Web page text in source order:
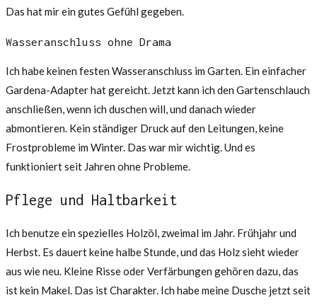
Das hat mir ein gutes Gefühl gegeben.
Wasseranschluss ohne Drama
Ich habe keinen festen Wasseranschluss im Garten. Ein einfacher
Gardena-Adapter hat gereicht. Jetzt kann ich den Gartenschlauch
anschließen, wenn ich duschen will, und danach wieder
abmontieren. Kein ständiger Druck auf den Leitungen, keine
Frostprobleme im Winter. Das war mir wichtig. Und es
funktioniert seit Jahren ohne Probleme.
Pflege und Haltbarkeit
Ich benutze ein spezielles Holzöl, zweimal im Jahr. Frühjahr und
Herbst. Es dauert keine halbe Stunde, und das Holz sieht wieder
aus wie neu. Kleine Risse oder Verfärbungen gehören dazu, das
ist kein Makel. Das ist Charakter. Ich habe meine Dusche jetzt seit